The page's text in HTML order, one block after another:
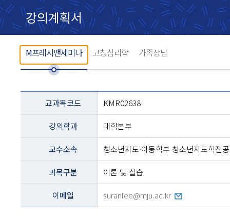
강의계획서
M프레시맨세미나 코칭심리학 가족상담
-
교과명,
전화번호등의
교과목코드 KMR02638
강의학과 대학본부
교수소속 청소년지도·아동학부 청소년지도학전공
과목구분 이론 및 실습
이메일 suranlee@mju.ac.kr